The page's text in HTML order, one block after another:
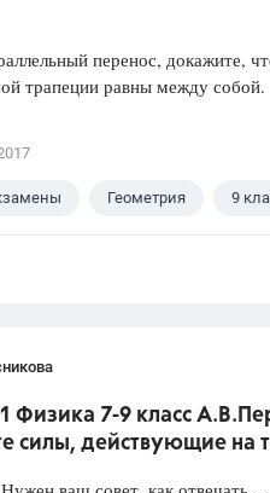
перенос, докажите,
трапеции равны между собой.
Геометрия 9
Физика 7-9 класс
силы, действующие на